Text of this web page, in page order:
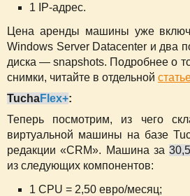
1 IP-адрес.
Цена аренды машины уже
Windows Server Datacenter и два
диска — snapshots. Подробнее о
снимки, читайте в отдельной
TuchaFlex+:
Теперь посмотрим, из чего
виртуальной машины на базе
редакции «CRM». Машина за
из следующих компонентов:
1 CPU = 2,50 евро/месяц;